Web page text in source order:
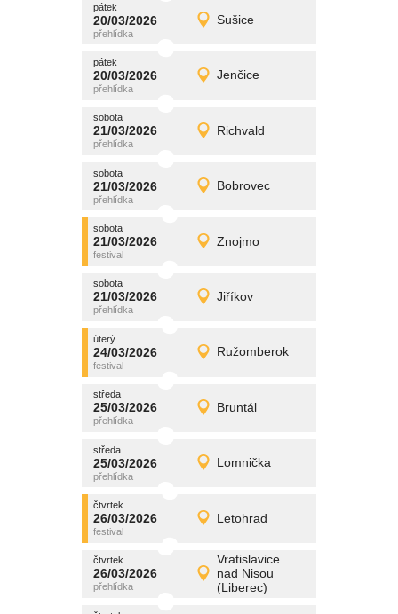
pátek
20/03/2026 Sušice
pátek
20/03/2026 Detail
promítání
pátek
20/03/2026 Jenčice
pátek
20/03/2026 Detail
promítání
sobota
21/03/2026 Richvald
sobota
21/03/2026 Detail
promítání
sobota
21/03/2026 Bobrovec
sobota
21/03/2026 Detail
promítání
sobota
21/03/2026 Znojmo
sobota
21/03/2026 Detail
promítání
sobota
21/03/2026 Jiříkov
sobota
21/03/2026 Detail
promítání
úterý
24/03/2026 Ružomberok
úterý
24/03/2026 Detail
promítání
středa
25/03/2026 Bruntál
středa
25/03/2026 Detail
promítání
středa
25/03/2026 Lomnička
středa
25/03/2026 Detail
promítání
čtvrtek
26/03/2026 Letohrad
čtvrtek
26/03/2026 Detail
promítání
čtvrtek
26/03/2026
Vratislavice
nad Nisou
(Liberec)
čtvrtek
26/03/2026 Detail
promítání